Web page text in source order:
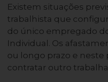
Existem situações
trabalhista que
do único empregado
Individual. Os
ou longo prazo e neste
contratar outro